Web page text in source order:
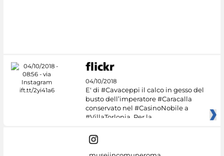
04/10/2018
E' di #Cavaceppi il calco in gesso del
busto dell’imperatore #Caracalla
conservato nel #CasinoNobile a
#VillaTorlonia. Per la